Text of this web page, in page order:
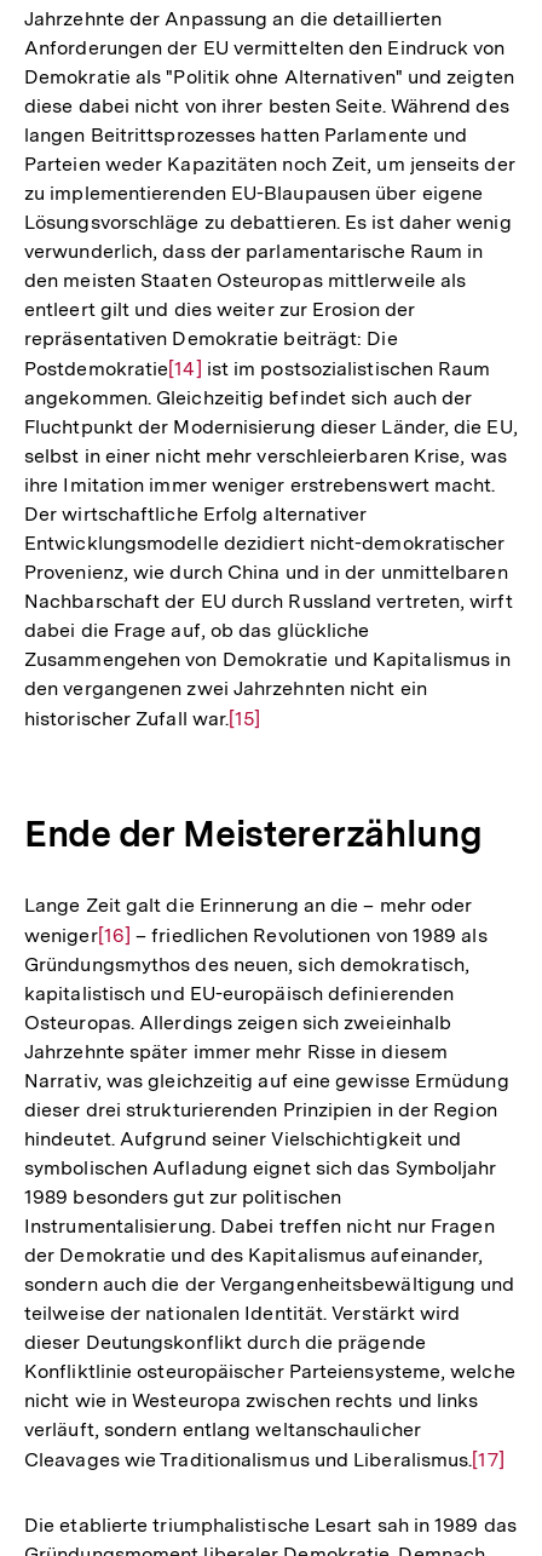
Jahrzehnte der Anpassung an die detaillierten
Anforderungen der EU vermittelten den Eindruck von
Demokratie als "Politik ohne Alternativen" und zeigten
diese dabei nicht von ihrer besten Seite. Während des
langen Beitrittsprozesses hatten Parlamente und
Parteien weder Kapazitäten noch Zeit, um jenseits der
zu implementierenden EU-Blaupausen über eigene
Lösungsvorschläge zu debattieren. Es ist daher wenig
verwunderlich, dass der parlamentarische Raum in
den meisten Staaten Osteuropas mittlerweile als
entleert gilt und dies weiter zur Erosion der
repräsentativen Demokratie beiträgt: Die
PostdemokratieZur
Auflösung
der
Fußnote
[14] ist im postsozialistischen Raum
angekommen. Gleichzeitig befindet sich auch der
Fluchtpunkt der Modernisierung dieser Länder, die EU,
selbst in einer nicht mehr verschleierbaren Krise, was
ihre Imitation immer weniger erstrebenswert macht.
Der wirtschaftliche Erfolg alternativer
Entwicklungsmodelle dezidiert nicht-demokratischer
Provenienz, wie durch China und in der unmittelbaren
Nachbarschaft der EU durch Russland vertreten, wirft
dabei die Frage auf, ob das glückliche
Zusammengehen von Demokratie und Kapitalismus in
den vergangenen zwei Jahrzehnten nicht ein
historischer Zufall war.Zur
[15]
Ende der Meistererzählung
Lange Zeit galt die Erinnerung an die – mehr oder
wenigerZur
Auflösung
der
Fußnote
[16] – friedlichen Revolutionen von 1989 als
Gründungsmythos des neuen, sich demokratisch,
kapitalistisch und EU-europäisch definierenden
Osteuropas. Allerdings zeigen sich zweieinhalb
Jahrzehnte später immer mehr Risse in diesem
Narrativ, was gleichzeitig auf eine gewisse Ermüdung
dieser drei strukturierenden Prinzipien in der Region
hindeutet. Aufgrund seiner Vielschichtigkeit und
symbolischen Aufladung eignet sich das Symboljahr
1989 besonders gut zur politischen
Instrumentalisierung. Dabei treffen nicht nur Fragen
der Demokratie und des Kapitalismus aufeinander,
sondern auch die der Vergangenheitsbewältigung und
teilweise der nationalen Identität. Verstärkt wird
dieser Deutungskonflikt durch die prägende
Konfliktlinie osteuropäischer Parteiensysteme, welche
nicht wie in Westeuropa zwischen rechts und links
verläuft, sondern entlang weltanschaulicher
Cleavages wie Traditionalismus und Liberalismus.Zur
der
[17]
Die etablierte triumphalistische Lesart sah in 1989 das